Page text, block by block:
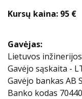
Kursų kaina: 95 €
Gavėjas:
Lietuvos
Gavėjo sąskaita -
Gavėjo bankas AB
Banko kodas 70440